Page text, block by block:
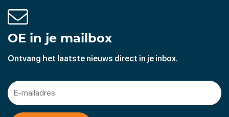
OE in je mailbox
Ontvang het laatste nieuws direct in je inbox.